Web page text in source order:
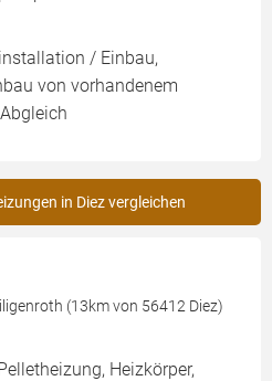
/ Einbau,
von vorhandenem
in Diez vergleichen
(13km von 56412 Diez)
Heizkörper,